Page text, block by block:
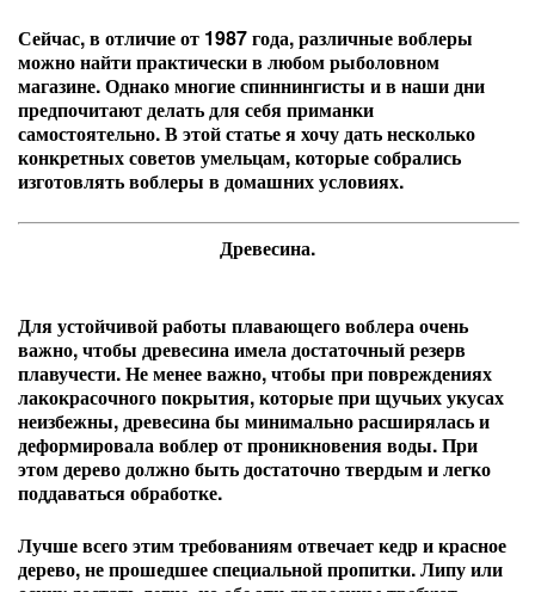
Сейчас, в отличие от 1987 года, различные воблеры
можно найти практически в любом рыболовном
магазине. Однако многие спиннингисты и в наши дни
предпочитают делать для себя приманки
самостоятельно. В этой статье я хочу дать несколько
конкретных советов умельцам, которые собрались
изготовлять воблеры в домашних условиях.
Древесина.
Для устойчивой работы плавающего воблера очень
важно, чтобы древесина имела достаточный резерв
плавучести. Не менее важно, чтобы при повреждениях
лакокрасочного покрытия, которые при щучьих укусах
неизбежны, древесина бы минимально расширялась и
деформировала воблер от проникновения воды. При
этом дерево должно быть достаточно твердым и легко
поддаваться обработке.
Лучше всего этим требованиям отвечает кедр и красное
дерево, не прошедшее специальной пропитки. Липу или